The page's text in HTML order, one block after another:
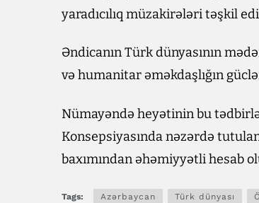
yaradıcılıq müzakirələri təşkil
Əndicanın Türk dünyasının
və humanitar əməkdaşlığın
Nümayəndə heyətinin bu
Konsepsiyasında nəzərdə
baxımından əhəmiyyətli hesab
Tags: Azərbaycan Türk dünyası